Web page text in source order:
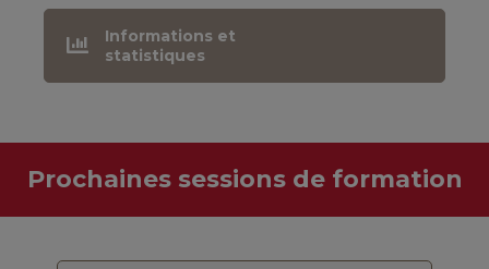
Informations et
statistiques
Prochaines sessions de formation